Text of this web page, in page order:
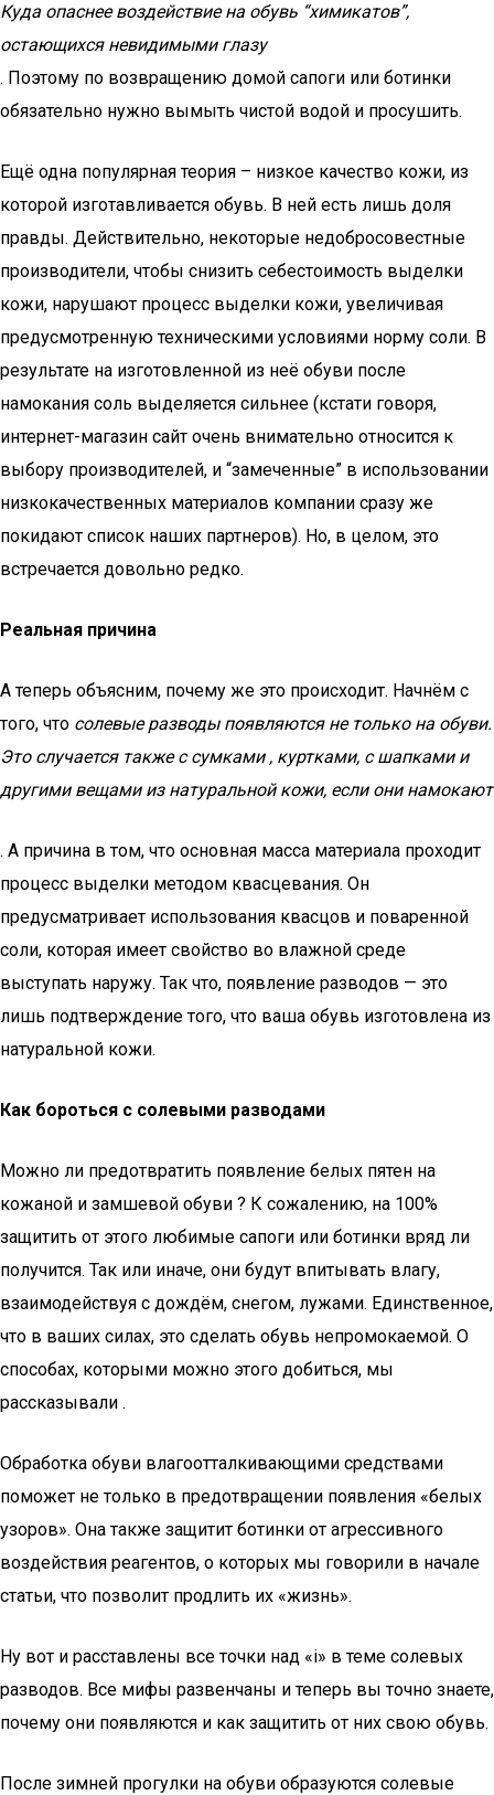
Куда опаснее воздействие на обувь “химикатов”,
остающихся невидимыми глазу
. Поэтому по возвращению домой сапоги или ботинки
обязательно нужно вымыть чистой водой и просушить.
Ещё одна популярная теория – низкое качество кожи, из
которой изготавливается обувь. В ней есть лишь доля
правды. Действительно, некоторые недобросовестные
производители, чтобы снизить себестоимость выделки
кожи, нарушают процесс выделки кожи, увеличивая
предусмотренную техническими условиями норму соли. В
результате на изготовленной из неё обуви после
намокания соль выделяется сильнее (кстати говоря,
интернет-магазин сайт очень внимательно относится к
выбору производителей, и “замеченные” в использовании
низкокачественных материалов компании сразу же
покидают список наших партнеров). Но, в целом, это
встречается довольно редко.
Реальная причина
А теперь объясним, почему же это происходит. Начнём с
того, что солевые разводы появляются не только на обуви.
Это случается также с сумками , куртками, с шапками и
другими вещами из натуральной кожи, если они намокают
. А причина в том, что основная масса материала проходит
процесс выделки методом квасцевания. Он
предусматривает использования квасцов и поваренной
соли, которая имеет свойство во влажной среде
выступать наружу. Так что, появление разводов — это
лишь подтверждение того, что ваша обувь изготовлена из
натуральной кожи.
Как бороться с солевыми разводами
Можно ли предотвратить появление белых пятен на
кожаной и замшевой обуви ? К сожалению, на 100%
защитить от этого любимые сапоги или ботинки вряд ли
получится. Так или иначе, они будут впитывать влагу,
взаимодействуя с дождём, снегом, лужами. Единственное,
что в ваших силах, это сделать обувь непромокаемой. О
способах, которыми можно этого добиться, мы
рассказывали .
Обработка обуви влагоотталкивающими средствами
поможет не только в предотвращении появления «белых
узоров». Она также защитит ботинки от агрессивного
воздействия реагентов, о которых мы говорили в начале
статьи, что позволит продлить их «жизнь».
Ну вот и расставлены все точки над «i» в теме солевых
разводов. Все мифы развенчаны и теперь вы точно знаете,
почему они появляются и как защитить от них свою обувь.
После зимней прогулки на обуви образуются солевые